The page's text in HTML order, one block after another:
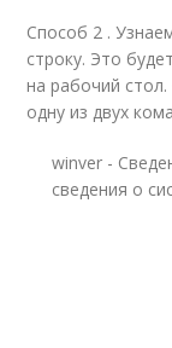
Способ 2 .
строку. Это
на рабочий
одну из двух
winver -
сведения о